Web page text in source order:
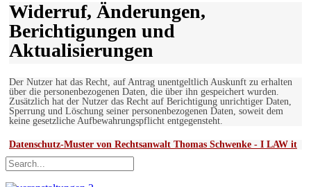
Widerruf, Änderungen,
Berichtigungen und
Aktualisierungen
Der Nutzer hat das Recht, auf Antrag unentgeltlich Auskunft zu erhalten
über die personenbezogenen Daten, die über ihn gespeichert wurden.
Zusätzlich hat der Nutzer das Recht auf Berichtigung unrichtiger Daten,
Sperrung und Löschung seiner personenbezogenen Daten, soweit dem
keine gesetzliche Aufbewahrungspflicht entgegensteht.
Datenschutz-Muster von Rechtsanwalt Thomas Schwenke - I LAW it